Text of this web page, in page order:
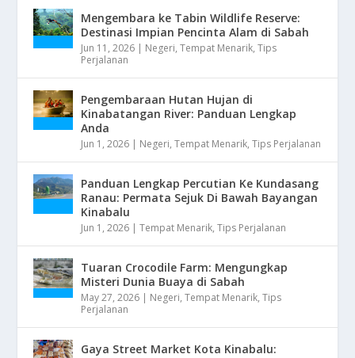
Mengembara ke Tabin Wildlife Reserve:
Destinasi Impian Pencinta Alam di Sabah
Jun 11, 2026 Negeri,Tempat Menarik,Tips
Perjalanan
Pengembaraan Hutan Hujan di
Kinabatangan River: Panduan Lengkap
Anda
Jun 1, 2026 Negeri,Tempat Menarik,Tips Perjalanan
Panduan Lengkap Percutian Ke Kundasang
Ranau: Permata Sejuk Di Bawah Bayangan
Kinabalu
Jun 1, 2026 |Tempat Menarik,Tips Perjalanan
Tuaran Crocodile Farm: Mengungkap
Misteri Dunia Buaya di Sabah
May 27, 2026 Negeri,Tempat Menarik,Tips
Perjalanan
Gaya Street Market Kota Kinabalu: